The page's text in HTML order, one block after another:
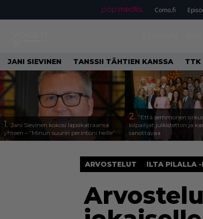
Como.fi
JANI SIEVINEN TANSSII TÄHTIEN KANSSA TTK
1. Jani Sievinen kokosi lapsikatraansa
yhteen – ”Minun suurin perintöni heille”
2. ”Että semmonen
kilpailijat julkistettiin ja
sanottavaa
ARVOSTELUT ILTA PILALLA -